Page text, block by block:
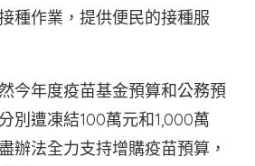
種作業，提供便民的接種服
今年度疫苗基金預算和公務預
別遭凍結100萬元和1,000萬
辦法全力支持增購疫苗預算，